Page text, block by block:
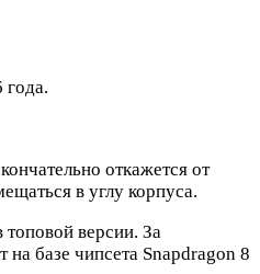
года.
откажется от
в углу корпуса.
версии. За
базе чипсета Snapdragon 8